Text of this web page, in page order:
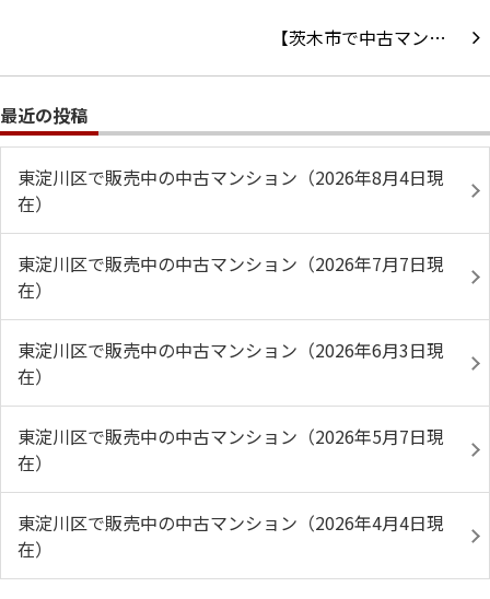
【茨木市で中古マン…
最近の投稿
東淀川区で販売中の中古マンション（2026年8月4日現
在）
東淀川区で販売中の中古マンション（2026年7月7日現
在）
東淀川区で販売中の中古マンション（2026年6月3日現
在）
東淀川区で販売中の中古マンション（2026年5月7日現
在）
東淀川区で販売中の中古マンション（2026年4月4日現
在）